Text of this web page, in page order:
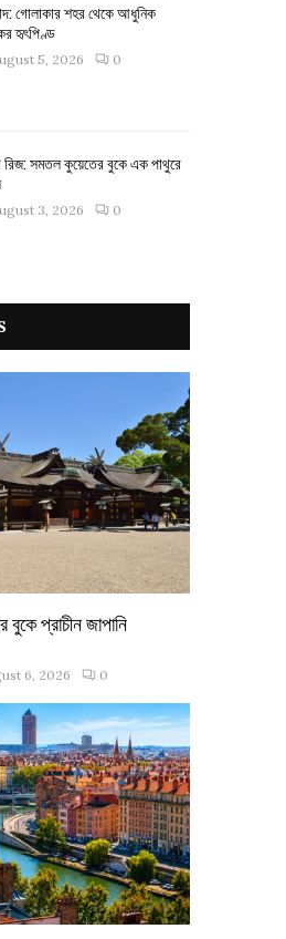
গোলাকার শহর থেকে আধুনিক
হৃৎপিণ্ড
5, 2026 0
রিজ: সমতল কুয়েতের বুকে এক পাথুরে
3, 2026 0
বুকে প্রাচীন জাপানি
6, 2026 0